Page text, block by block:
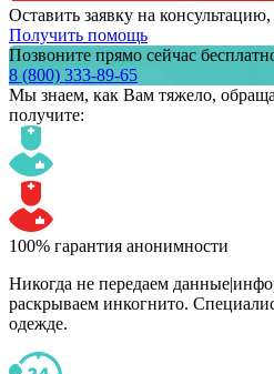
Оставить заявку на
Получить помощь
Позвоните прямо сейчас
8 (800) 333-89-65
Мы знаем, как Вам тяжело,
получите:
100% гарантия анонимности
Никогда не передаем
раскрываем инкогнито.
одежде.